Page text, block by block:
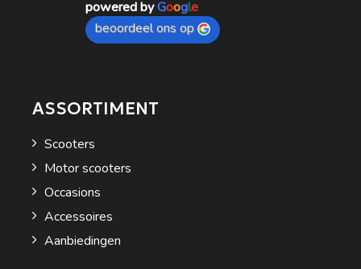
powered byGoogle
beoordeel ons op
ASSORTIMENT
Scooters
Motor scooters
Occasions
Accessoires
Aanbiedingen